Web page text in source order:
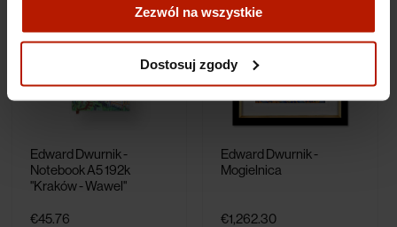
Więcej o plikach cookies przeczytasz w naszej Polityce
Zezwól na wszystkie
Dostosuj zgody
Edward Dwurnik -
Notebook A5 192k
"Kraków - Wawel"
€45.76
Edward Dwurnik -
Mogielnica
€1,262.30